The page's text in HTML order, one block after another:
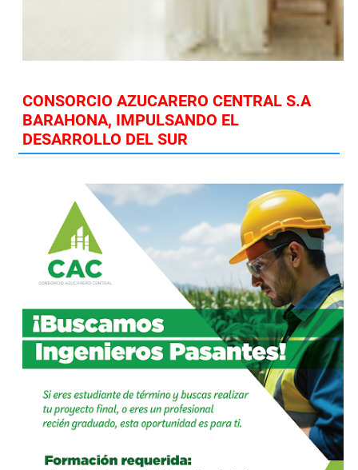
CONSORCIO AZUCARERO CENTRAL S.A
BARAHONA, IMPULSANDO EL
DESARROLLO DEL SUR